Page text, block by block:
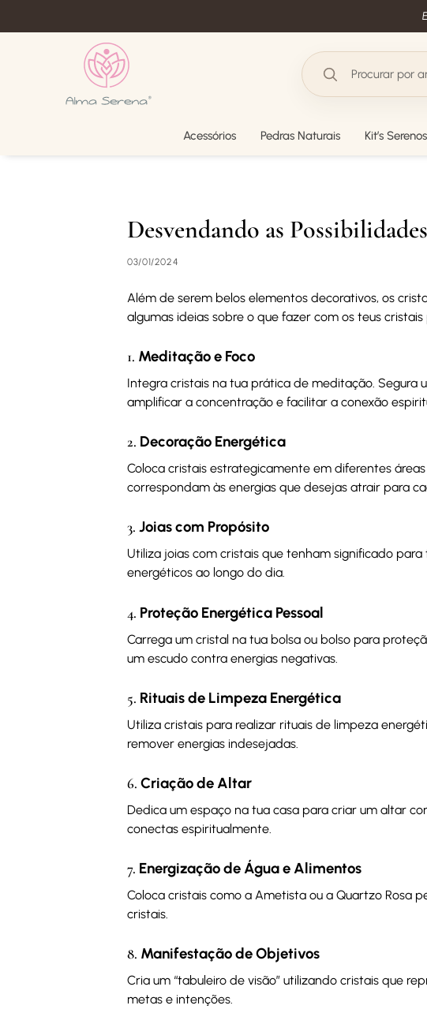
Acessórios Pedras Naturais Kit’s Serenos
Desvendando as
03/01/2024
Além de serem belos elementos decorativos, os
algumas ideias sobre o que fazer com os teus
1. Meditação e Foco
Integra cristais na tua prática de meditação.
amplificar a concentração e facilitar a conexão
2. Decoração Energética
Coloca cristais estrategicamente em diferentes
correspondam às energias que desejas atrair para
3.Joias com Propósito
Utiliza joias com cristais que tenham significado
energéticos ao longo do dia.
4. Proteção Energética Pessoal
Carrega um cristal na tua bolsa ou bolso para
um escudo contra energias negativas.
5. Rituais de Limpeza Energética
Utiliza cristais para realizar rituais de limpeza
remover energias indesejadas.
6.Criação de Altar
Dedica um espaço na tua casa para criar um altar
conectas espiritualmente.
7. Energização de Água e Alimentos
Coloca cristais como a Ametista ou a Quartzo Rosa
cristais.
8. Manifestação de Objetivos
Cria um “tabuleiro de visão” utilizando cristais que
metas e intenções.